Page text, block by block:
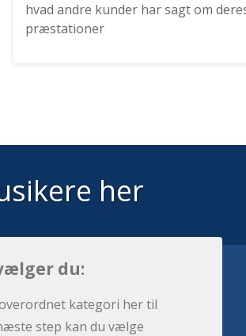
hvad andre kunder har sagt om
præstationer
her
du:
kategori her til
step kan du vælge